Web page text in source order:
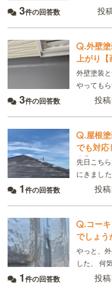
ました。
3件の回答数 投
.外壁
上がり【
外壁塗装
やっても
れは普通
3件の回答数 投
.屋根
でも対応
有】
先日こち
にきまし
るのでど
1件の回答数 投
.コー
でしょう
やっと、
した、 何
たのです
1件の回答数 投